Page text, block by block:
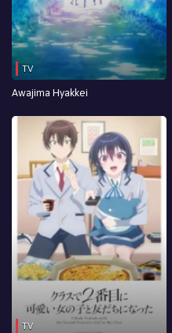
TV
Awajima Hyakkei
TV